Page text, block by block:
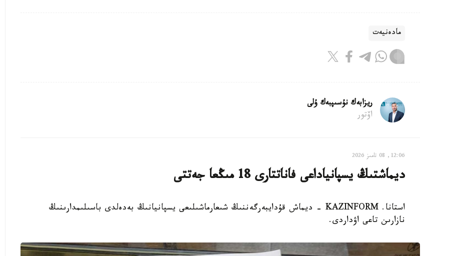
مادەنيەت
ريزابەك نۇسىپبەك ۇلى
اۆتور
12:06, 08 تامىز 2026
ديماشتىڭ يسپانياداعى فاناتتارى 18 مىڭعا جەتتى
استانا. KAZINFORM - ديماش قۇدايبەرگەننىڭ شىعارماشىلىعى يسپانيانىڭ بەدەلدى باسىلىمدارىنىڭ
نازارىن تاعى اۋداردى.